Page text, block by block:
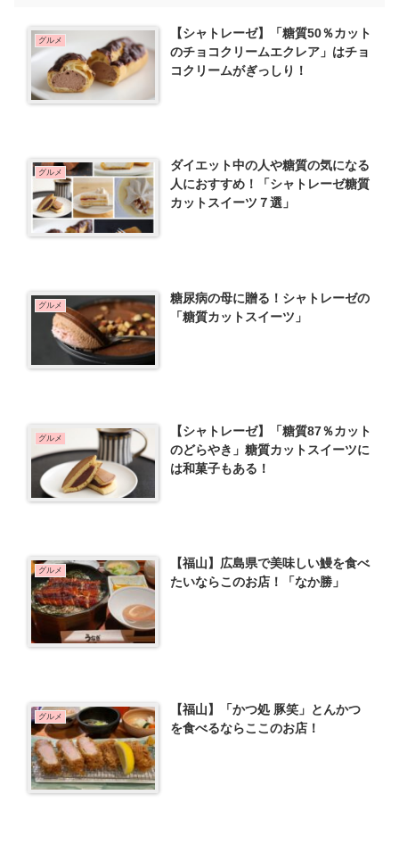
グルメ
【シャトレーゼ】「糖質50％カット
のチョコクリームエクレア」はチョ
コクリームがぎっしり！
グルメ
ダイエット中の人や糖質の気になる
人におすすめ！「シャトレーゼ糖質
カットスイーツ７選」
グルメ
糖尿病の母に贈る！シャトレーゼの
「糖質カットスイーツ」
グルメ
【シャトレーゼ】「糖質87％カット
のどらやき」糖質カットスイーツに
は和菓子もある！
グルメ
【福山】広島県で美味しい鰻を食べ
たいならこのお店！「なか勝」
グルメ
【福山】「かつ処 豚笑」とんかつ
を食べるならここのお店！